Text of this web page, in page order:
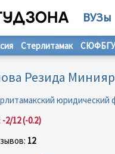
ВУЗы
Стерлитамак СЮФБГУ
Резида
юридический
-2/12 (-0.2)
12